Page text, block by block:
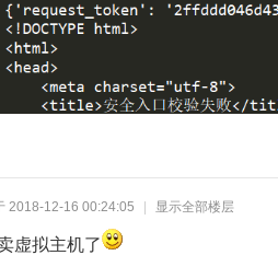
2018-12-16 00:24:05 显示全部楼层
虚拟主机了